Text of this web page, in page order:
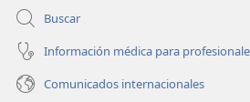
Buscar
Información médica para
Comunicados internacionales